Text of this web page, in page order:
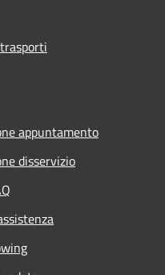
appuntamento
disservizio